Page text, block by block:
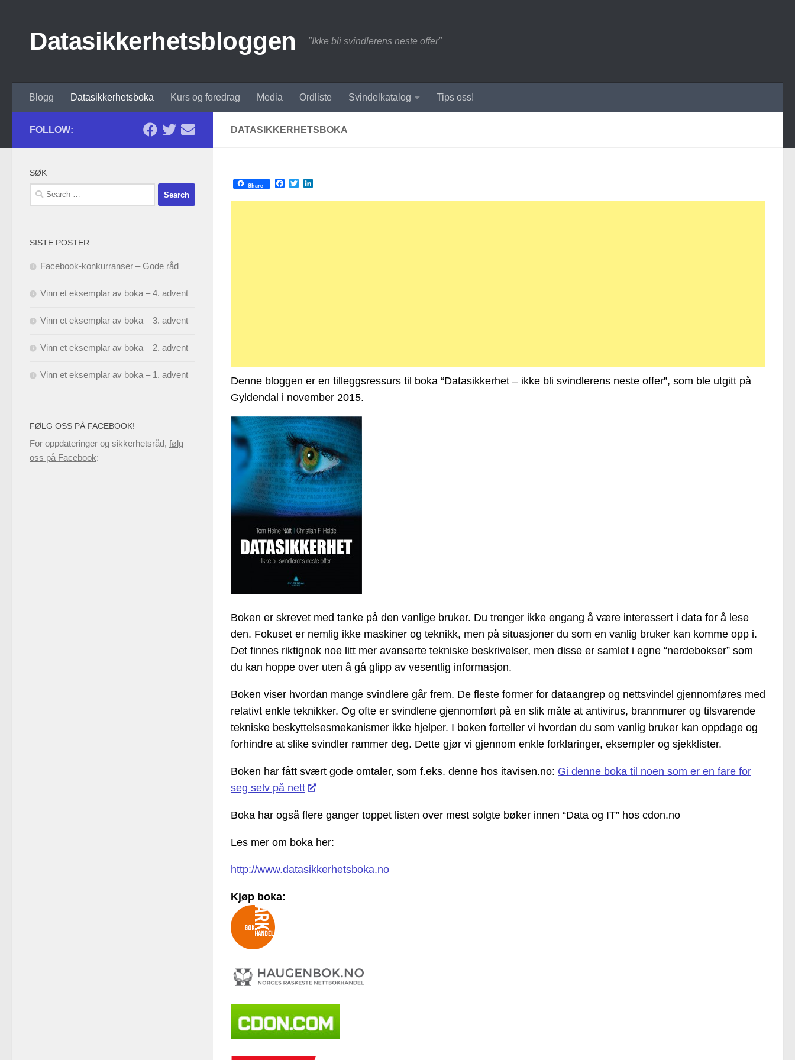
Datasikkerhetsbloggen "Ikke bli svindlerens neste offer"
Blogg Datasikkerhetsboka Kurs og foredrag Media Ordliste Svindelkatalog Tips oss!
DATASIKKERHETSBOKA
Share Facebook
Twitter
Denne bloggen er en tilleggsressurs til boka “Datasikkerhet – ikke bli svindlerens neste offer”, som ble utgitt på
Gyldendal i november 2015.
Boken er skrevet med tanke på den vanlige bruker. Du trenger ikke engang å være interessert i data for å lese
den. Fokuset er nemlig ikke maskiner og teknikk, men på situasjoner du som en vanlig bruker kan komme opp i.
Det finnes riktignok noe litt mer avanserte tekniske beskrivelser, men disse er samlet i egne “nerdebokser” som
du kan hoppe over uten å gå glipp av vesentlig informasjon.
Boken viser hvordan mange svindlere går frem. De fleste former for dataangrep og nettsvindel gjennomføres med
relativt enkle teknikker. Og ofte er svindlene gjennomført på en slik måte at antivirus, brannmurer og tilsvarende
tekniske beskyttelsesmekanismer ikke hjelper. I boken forteller vi hvordan du som vanlig bruker kan oppdage og
forhindre at slike svindler rammer deg. Dette gjør vi gjennom enkle forklaringer, eksempler og sjekklister.
Boken har fått svært gode omtaler, som f.eks. denne hos itavisen.no: Gi denne boka til noen som er en fare for
seg selv på nett
Boka har også flere ganger toppet listen over mest solgte bøker innen “Data og IT” hos cdon.no
Les mer om boka her:
http://www.datasikkerhetsboka.no
Kjøp boka:
FOLLOW:
SØK
Search
for:
SISTE POSTER
Facebook-konkurranser – Gode råd
Vinn et eksemplar av boka – 4. advent
Vinn et eksemplar av boka – 3. advent
Vinn et eksemplar av boka – 2. advent
Vinn et eksemplar av boka – 1. advent
FØLG OSS PÅ FACEBOOK!
For oppdateringer og sikkerhetsråd, følg
oss på Facebook: